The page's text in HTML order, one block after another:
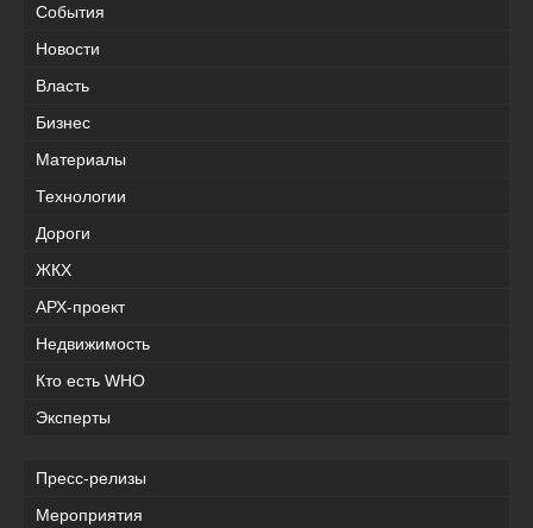
События
Новости
Власть
Бизнес
Материалы
Технологии
Дороги
ЖКХ
АРХ-проект
Недвижимость
Кто есть WHO
Эксперты
Пресс-релизы
Мероприятия